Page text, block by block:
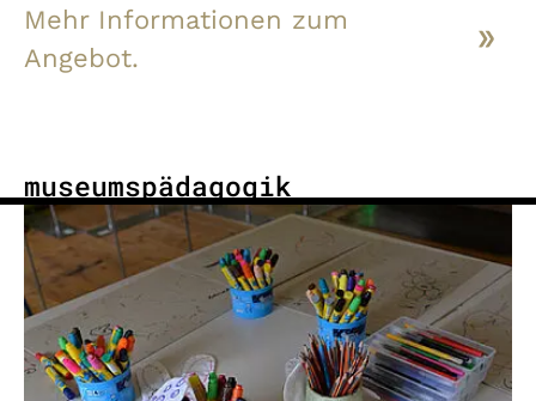
Mehr Informationen zum
Angebot.
museumspädagogik